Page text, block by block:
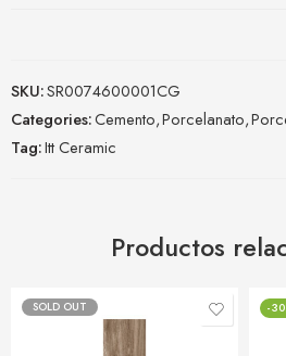
SKU:SR0074600001CG
Categories:Cemento,Porcelanato,
Tag:Itt Ceramic
Productos
SOLD OUT -